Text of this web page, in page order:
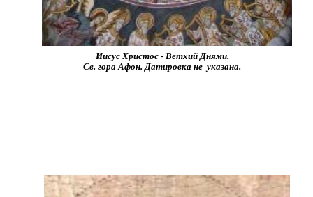
Иисус Христос - Ветхий Днями.
Св. гора Афон. Датировка не указана.